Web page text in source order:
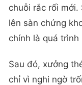
chuỗi rắc rối
lên sàn chứng
chính là quá
Sau đó, xưởng
chỉ vì nghi ngờ